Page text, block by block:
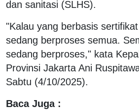
dan sanitasi (SLHS).
"Kalau yang berbasis
sedang berproses semua.
sedang berproses," kata
Provinsi Jakarta Ani
Sabtu (4/10/2025).
Baca Juga :